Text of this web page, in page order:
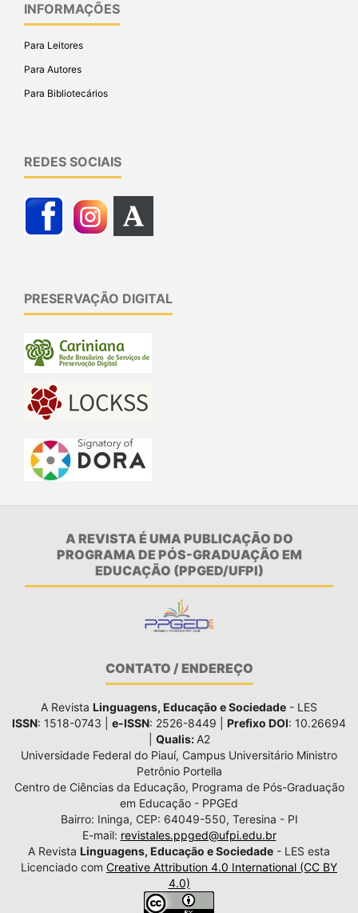
INFORMAÇÕES
Para Leitores
Para Autores
Para Bibliotecários
REDES SOCIAIS
PRESERVAÇÃO DIGITAL
A REVISTA É UMA PUBLICAÇÃO DO
PROGRAMA DE PÓS-GRADUAÇÃO EM
EDUCAÇÃO (PPGED/UFPI)
CONTATO / ENDEREÇO
A Revista Linguagens, Educação e Sociedade - LES
ISSN: 1518-0743 | e-ISSN: 2526-8449 | Prefixo DOI: 10.26694
Qualis: A2
Universidade Federal do Piauí, Campus Universitário Ministro
Petrônio Portella
Centro de Ciências da Educação, Programa de Pós-Graduação
em Educação - PPGEd
Bairro: Ininga, CEP: 64049-550, Teresina - PI
E-mail: revistales.ppged@ufpi.edu.br
A Revista Linguagens, Educação e Sociedade - LES esta
Licenciado com Creative Attribution 4.0 International (CC BY
4.0)